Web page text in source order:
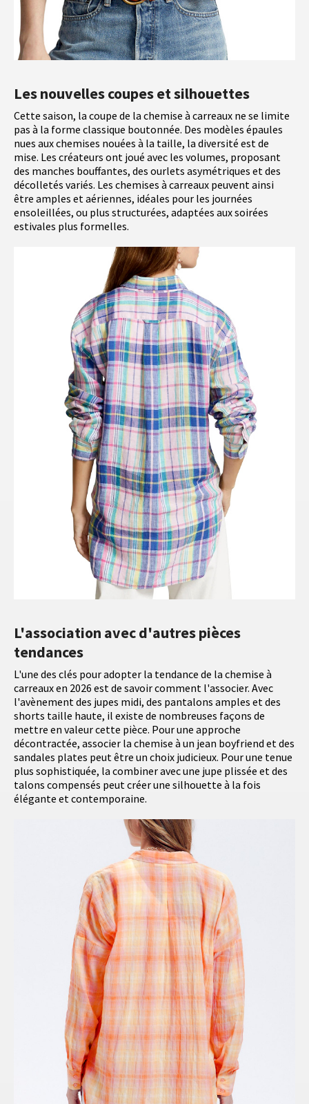
Les nouvelles coupes et silhouettes
Cette saison, la coupe de la chemise à carreaux ne se limite
pas à la forme classique boutonnée. Des modèles épaules
nues aux chemises nouées à la taille, la diversité est de
mise. Les créateurs ont joué avec les volumes, proposant
des manches bouffantes, des ourlets asymétriques et des
décolletés variés. Les chemises à carreaux peuvent ainsi
être amples et aériennes, idéales pour les journées
ensoleillées, ou plus structurées, adaptées aux soirées
estivales plus formelles.
L'association avec d'autres pièces
tendances
L'une des clés pour adopter la tendance de la chemise à
carreaux en 2026 est de savoir comment l'associer. Avec
l'avènement des jupes midi, des pantalons amples et des
shorts taille haute, il existe de nombreuses façons de
mettre en valeur cette pièce. Pour une approche
décontractée, associer la chemise à un jean boyfriend et des
sandales plates peut être un choix judicieux. Pour une tenue
plus sophistiquée, la combiner avec une jupe plissée et des
talons compensés peut créer une silhouette à la fois
élégante et contemporaine.